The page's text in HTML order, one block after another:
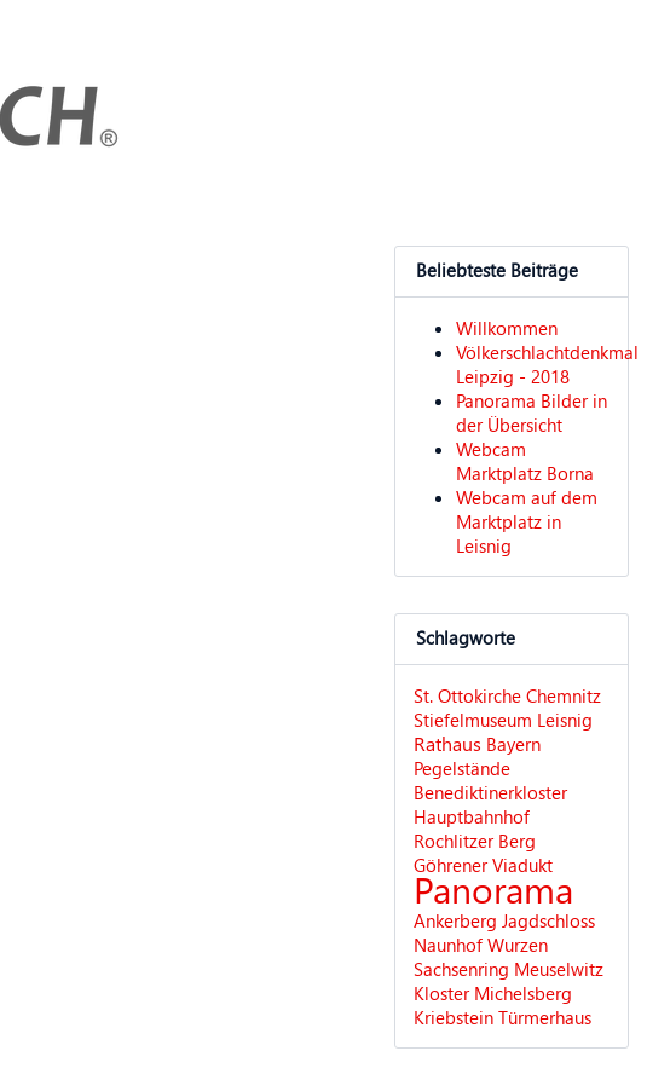
Beliebteste Beiträge
Willkommen
Völkerschlachtdenkmal
Leipzig - 2018
Panorama Bilder in
der Übersicht
Webcam
Marktplatz Borna
Webcam auf dem
Marktplatz in
Leisnig
Schlagworte
St. Ottokirche Chemnitz
Stiefelmuseum Leisnig
Rathaus Bayern
Pegelstände
Benediktinerkloster
Hauptbahnhof
Rochlitzer Berg
Göhrener Viadukt
Panorama
Ankerberg Jagdschloss
Naunhof Wurzen
Sachsenring Meuselwitz
Kloster Michelsberg
Kriebstein Türmerhaus